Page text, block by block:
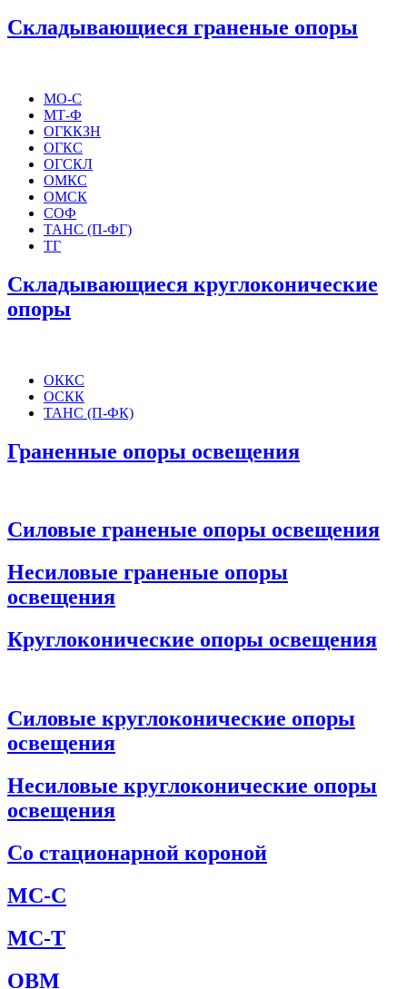
Складывающиеся граненые опоры
МО-С
МТ-Ф
ОГККЗН
ОГКС
ОГСКЛ
ОМКС
ОМСК
СОФ
ТАНС (П-ФГ)
ТГ
Складывающиеся круглоконические
опоры
ОККС
ОСКК
ТАНС (П-ФК)
Граненные опоры освещения
Силовые граненые опоры освещения
Несиловые граненые опоры
освещения
Круглоконические опоры освещения
Силовые круглоконические опоры
освещения
Несиловые круглоконические опоры
освещения
Со стационарной короной
МС-С
МС-Т
ОВМ